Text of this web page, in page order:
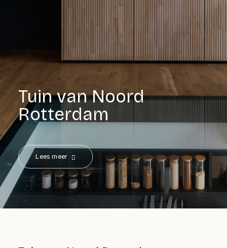
Tuin van Noord
Rotterdam
Lees meer